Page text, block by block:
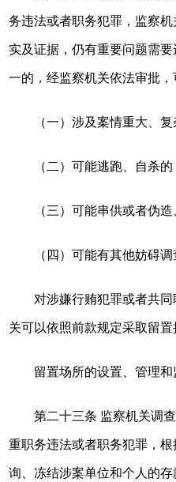
务违法或者职务犯罪，监察
实及证据，仍有重要问题需
一的，经监察机关依法审批，
（一）涉及案情重大、复
（二）可能逃跑、自杀的
（三）可能串供或者伪
（四）可能有其他妨碍调
对涉嫌行贿犯罪或者共
关可以依照前款规定采取留置
留置场所的设置、管理和
第二十三条 监察机关调
重职务违法或者职务犯罪，
询、冻结涉案单位和个人的